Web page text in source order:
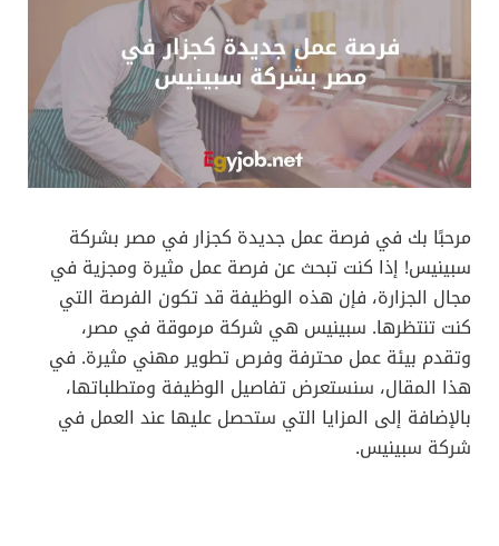
مرحبًا بك في فرصة عمل جديدة كجزار في مصر بشركة
سبينيس! إذا كنت تبحث عن فرصة عمل مثيرة ومجزية في
مجال الجزارة، فإن هذه الوظيفة قد تكون الفرصة التي
كنت تنتظرها. سبينيس هي شركة مرموقة في مصر،
وتقدم بيئة عمل محترفة وفرص تطوير مهني مثيرة. في
هذا المقال، سنستعرض تفاصيل الوظيفة ومتطلباتها،
بالإضافة إلى المزايا التي ستحصل عليها عند العمل في
شركة سبينيس.